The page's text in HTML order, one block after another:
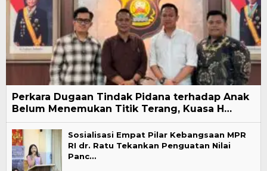
Perkara Dugaan Tindak Pidana terhadap Anak
Belum Menemukan Titik Terang, Kuasa H…
Sosialisasi Empat Pilar Kebangsaan MPR
RI dr. Ratu Tekankan Penguatan Nilai
Panc…